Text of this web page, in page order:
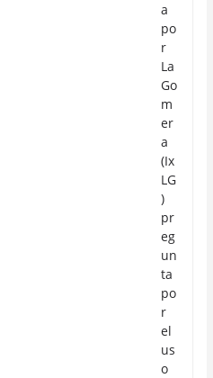
a
po
r
La
Go
m
er
a
(Ix
LG
)
pr
eg
un
ta
po
r
el
us
o